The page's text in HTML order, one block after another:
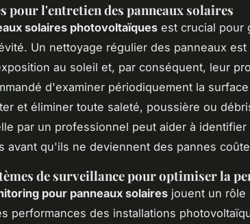
pour l'entretien des panneaux solaires
solaires photovoltaïques est crucial pour
Un nettoyage régulier des panneaux est
au soleil et, par conséquent, leur
d'examiner périodiquement la
et éliminer toute saleté, poussière ou
par un professionnel peut aider à
avant qu'ils ne deviennent des pannes
de surveillance pour optimiser la
pour panneaux solaires jouent un rôle
performances des installations